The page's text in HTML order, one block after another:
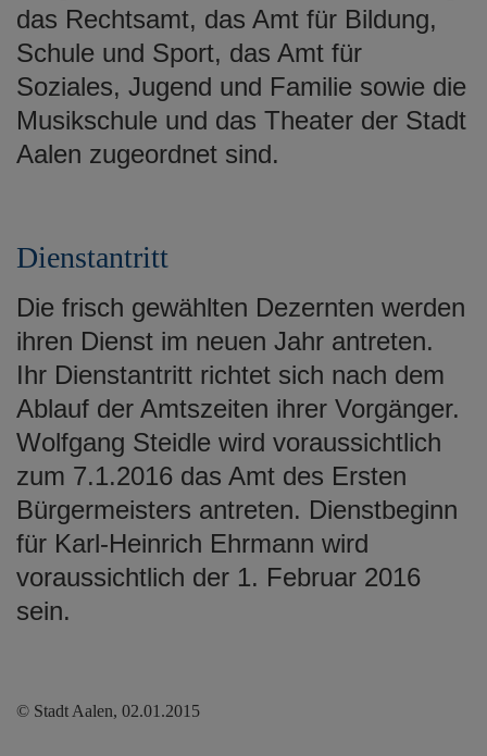
das Rechtsamt, das Amt für Bildung,
Schule und Sport, das Amt für
Soziales, Jugend und Familie sowie die
Musikschule und das Theater der Stadt
Aalen zugeordnet sind.
Dienstantritt
Die frisch gewählten Dezernten werden
ihren Dienst im neuen Jahr antreten.
Ihr Dienstantritt richtet sich nach dem
Ablauf der Amtszeiten ihrer Vorgänger.
Wolfgang Steidle wird voraussichtlich
zum 7.1.2016 das Amt des Ersten
Bürgermeisters antreten. Dienstbeginn
für Karl-Heinrich Ehrmann wird
voraussichtlich der 1. Februar 2016
sein.
© Stadt Aalen, 02.01.2015